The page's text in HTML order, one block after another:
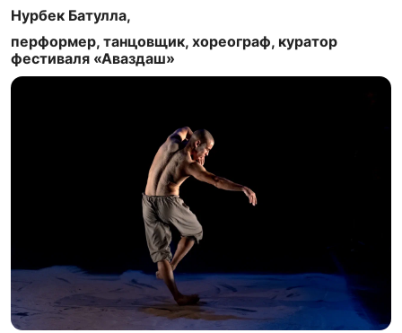
Нурбек Батулла,
перформер, танцовщик, хореограф, куратор
фестиваля «Аваздаш»